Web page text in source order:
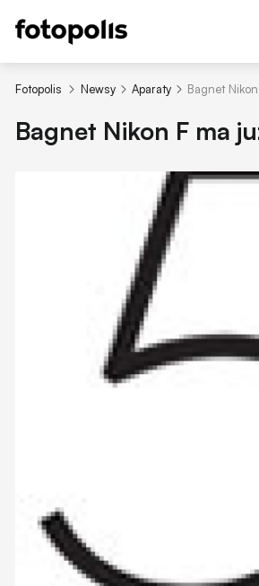
Fotopolis Newsy Aparaty Bagnet
Bagnet Nikon F ma